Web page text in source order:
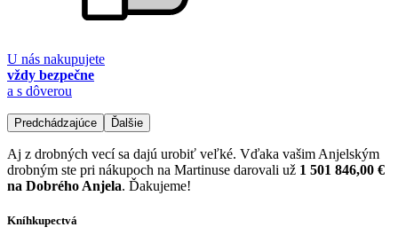
U nás nakupujete
vždy bezpečne
a s dôverou
Predchádzajúce Ďalšie
Aj z drobných vecí sa dajú urobiť veľké. Vďaka vašim Anjelským
drobným ste pri nákupoch na Martinuse darovali už 1 501 846,00 €
na Dobrého Anjela. Ďakujeme!
Kníhkupectvá